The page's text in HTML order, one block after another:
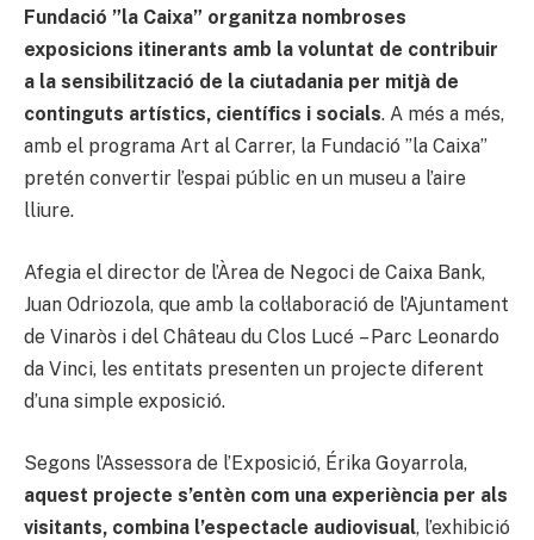
Fundació ”la Caixa” organitza nombroses
exposicions itinerants amb la voluntat de contribuir
a la sensibilització de la ciutadania per mitjà de
continguts artístics, científics i socials. A més a més,
amb el programa Art al Carrer, la Fundació ”la Caixa”
pretén convertir l’espai públic en un museu a l’aire
lliure.
Afegia el director de l’Àrea de Negoci de Caixa Bank,
Juan Odriozola, que amb la col·laboració de l’Ajuntament
de Vinaròs i del Château du Clos Lucé – Parc Leonardo
da Vinci, les entitats presenten un projecte diferent
d’una simple exposició.
Segons l’Assessora de l’Exposició, Érika Goyarrola,
aquest projecte s’entèn com una experiència per als
visitants, combina l’espectacle audiovisual, l’exhibició